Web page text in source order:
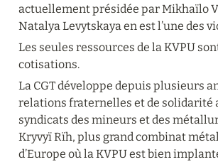
actuellement présidée par Mikhaïlo
Natalya Levytskaya en est l’une des
Les seules ressources de la KVPU
cotisations.
La CGT développe depuis plusieurs
relations fraternelles et de solidarité
syndicats des mineurs et des
Kryvyï Rïh, plus grand combinat
d’Europe où la KVPU est bien